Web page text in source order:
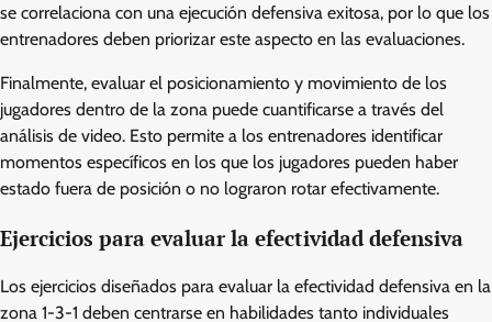
se correlaciona con una ejecución defensiva exitosa, por lo que los
entrenadores deben priorizar este aspecto en las evaluaciones.
Finalmente, evaluar el posicionamiento y movimiento de los
jugadores dentro de la zona puede cuantificarse a través del
análisis de video. Esto permite a los entrenadores identificar
momentos específicos en los que los jugadores pueden haber
estado fuera de posición o no lograron rotar efectivamente.
Ejercicios para evaluar la efectividad defensiva
Los ejercicios diseñados para evaluar la efectividad defensiva en la
zona 1-3-1 deben centrarse en habilidades tanto individuales